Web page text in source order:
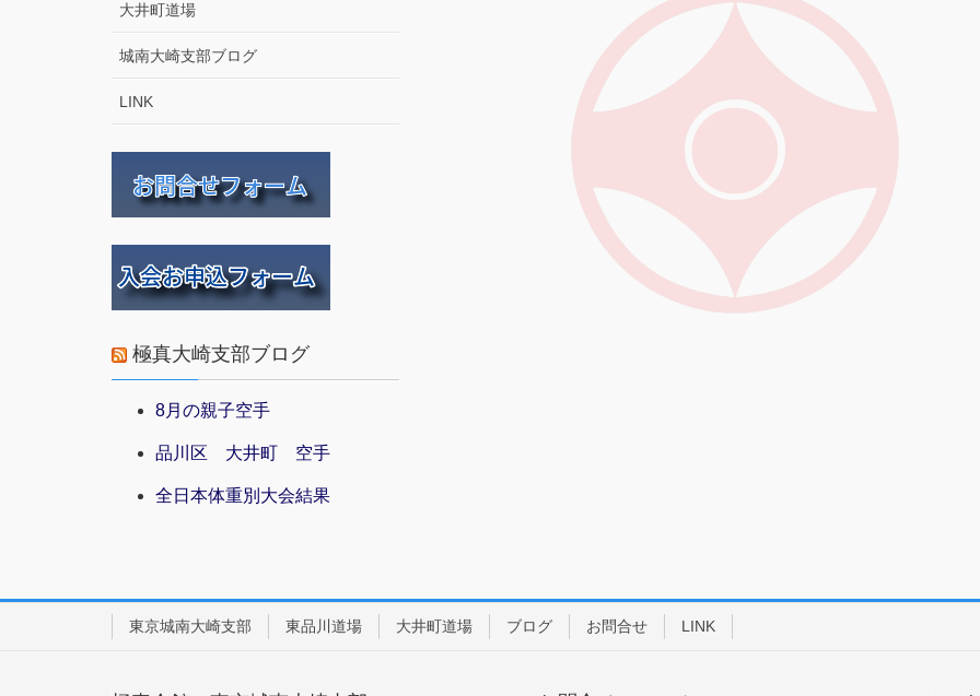
大井町道場
城南大崎支部ブログ
LINK
極真大崎支部ブログ
8月の親子空手
品川区 大井町 空手
全日本体重別大会結果
東京城南大崎支部 東品川道場 大井町道場 ブログ お問合せ LINK